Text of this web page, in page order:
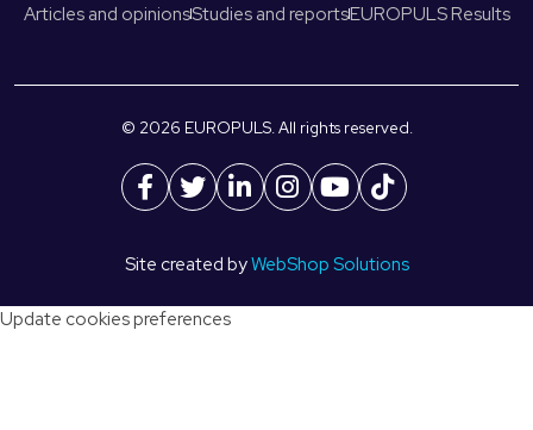
Articles and opinionsStudies and reportsEUROPULS Results
© 2026 EUROPULS. All rights reserved.
Site created byWebShop Solutions
Update cookies preferences